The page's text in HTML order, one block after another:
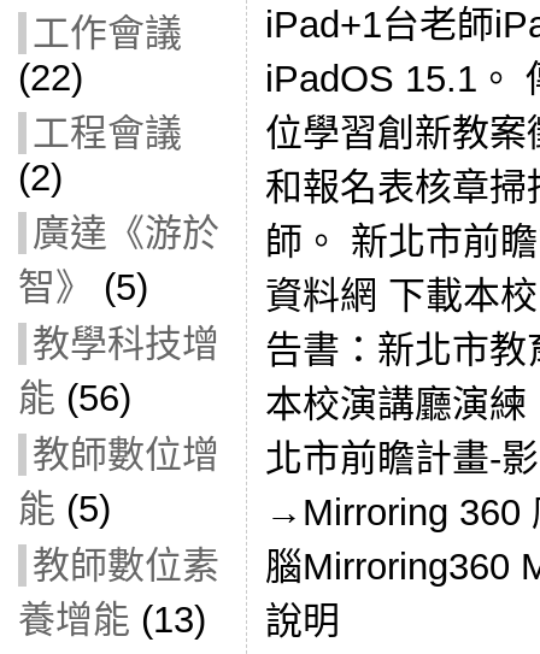
工作會議
(22)
工程會議
(2)
廣達《游於
智》
(5)
教學科技增
能 (56)
教師數位增
能 (5)
教師數位素
養增能 (13)
iPad+1台老師
iPadOS 15.1。
位學習創新教
和報名表核章
師。 新北市前
資料網 下載本
告書：新北市
本校演講廳演
北市前瞻計畫-
→Mirroring 360
腦Mirroring360
說明